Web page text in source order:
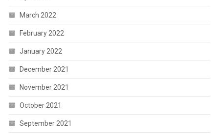
March 2022
February 2022
January 2022
December 2021
November 2021
October 2021
September 2021